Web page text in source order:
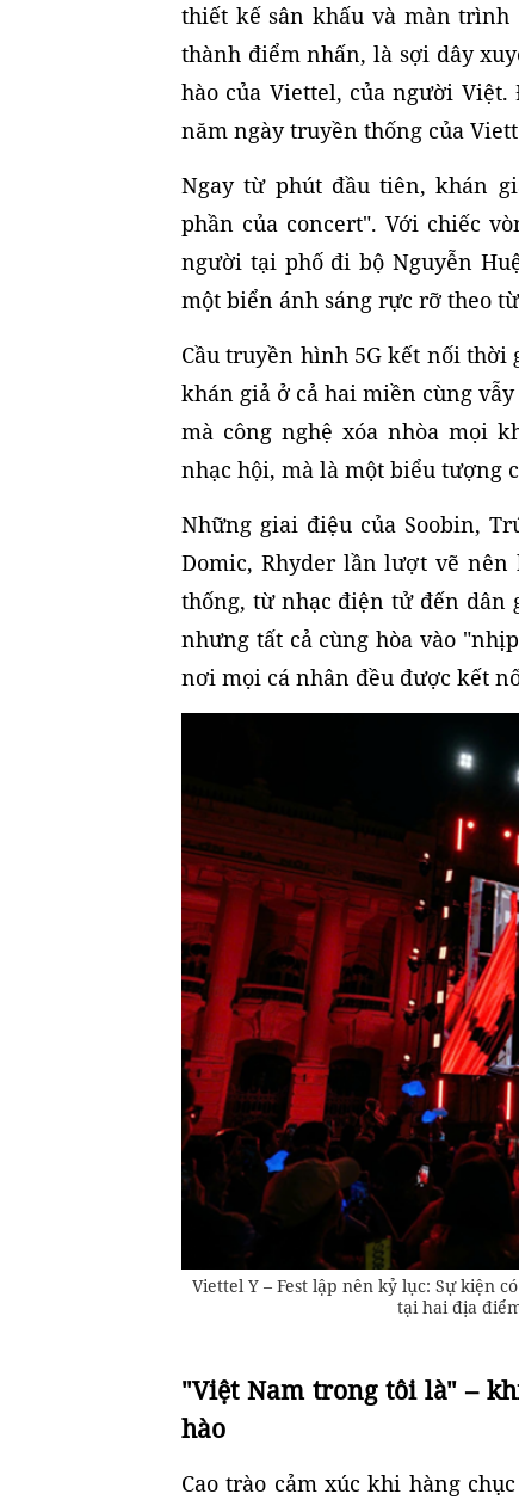
thiết kế sân khấu và màn trình
thành điểm nhấn, là sợi dây
hào của Viettel, của người
năm ngày truyền thống của
Ngay từ phút đầu tiên, khán
phần của concert". Với chiếc
người tại phố đi bộ Nguyễn
một biển ánh sáng rực rỡ theo
Cầu truyền hình 5G kết nối thời
khán giả ở cả hai miền cùng
mà công nghệ xóa nhòa mọi
nhạc hội, mà là một biểu tượng
Những giai điệu của Soobin,
Domic, Rhyder lần lượt vẽ nên
thống, từ nhạc điện tử đến dân
nhưng tất cả cùng hòa vào
nơi mọi cá nhân đều được kết
Viettel Y – Fest lập nên kỷ lục: Sự kiện
tại hai địa
"Việt Nam trong tôi là" –
hào
Cao trào cảm xúc khi hàng